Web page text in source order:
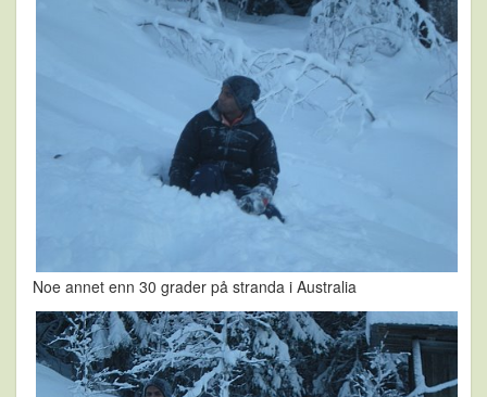
Noe annet enn 30 grader på stranda i Australia